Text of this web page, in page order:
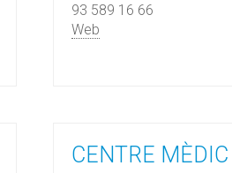
93 589 16 66
Web
CENTRE MÈDIC